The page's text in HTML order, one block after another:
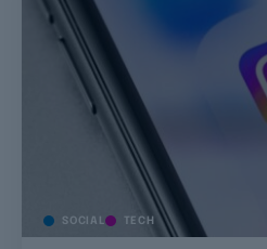
SOCIAL TECH